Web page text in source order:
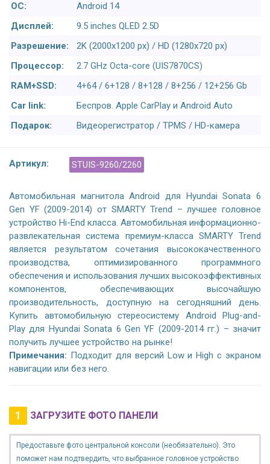
ОС:
Android 14
Дисплей:
9.5 inches QLED 2.5D
Разрешение:
2K (2000x1200 px) / HD (1280x720 px)
Процессор:
2.7 GHz Octa-core (UIS7870CS)
RAM+SSD:
4+64 / 6+128 / 8+128 / 8+256 / 12+256 Gb
Car link:
Беспров. Apple CarPlay и Android Auto
Подарок:
Видеорегистратор / TPMS / HD-камера
Артикул: STUIS-9260/2260
Автомобильная магнитола Android для Hyundai Sonata 6
Gen YF (2009-2014) от SMARTY Trend – лучшее головное
устройство Hi-End класса. Автомобильная информационно-
развлекательная система премиум-класса SMARTY Trend
является результатом сочетания высококачественного
производства, оптимизированного программного
обеспечения и использования лучших высокоэффективных
компонентов, обеспечивающих высочайшую
производительность, доступную на сегодняшний день.
Купить автомобильную стереосистему Android Plug-and-
Play для Hyundai Sonata 6 Gen YF (2009-2014 гг.) – значит
получить лучшее устройство на рынке!
Примечания: Подходит для версий Low и High с экраном
навигации или без него.
1 ЗАГРУЗИТЕ ФОТО ПАНЕЛИ
Предоставьте фото центральной консоли (необязательно). Это
поможет нам подтвердить, что выбранное головное устройство